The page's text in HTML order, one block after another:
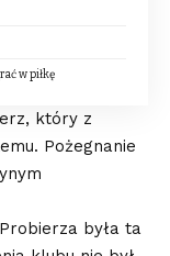
w piłkę
który z
Pożegnanie
była ta